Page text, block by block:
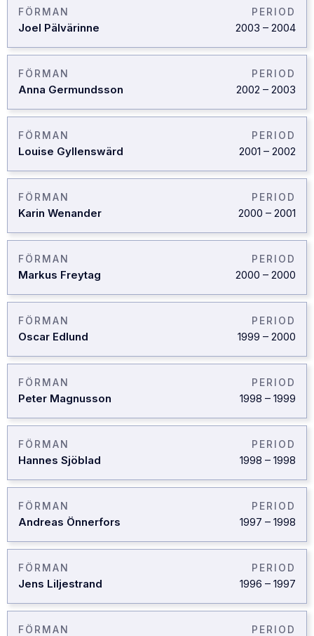
FÖRMAN
Joel Pälvärinne
PERIOD
2003 – 2004
FÖRMAN
Anna Germundsson
PERIOD
2002 – 2003
FÖRMAN
Louise Gyllenswärd
PERIOD
2001 – 2002
FÖRMAN
Karin Wenander
PERIOD
2000 – 2001
FÖRMAN
Markus Freytag
PERIOD
2000 – 2000
FÖRMAN
Oscar Edlund
PERIOD
1999 – 2000
FÖRMAN
Peter Magnusson
PERIOD
1998 – 1999
FÖRMAN
Hannes Sjöblad
PERIOD
1998 – 1998
FÖRMAN
Andreas Önnerfors
PERIOD
1997 – 1998
FÖRMAN
Jens Liljestrand
PERIOD
1996 – 1997
FÖRMAN PERIOD